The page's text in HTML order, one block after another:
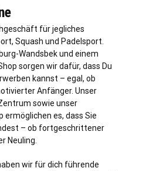
für jegliches
Squash und Padelsport.
-Wandsbek und einem
sorgen wir dafür, dass Du
kannst – egal, ob
Anfänger. Unser
sowie unser
ermöglichen es, dass Sie
– ob fortgeschrittener
Neuling.
wir für dich führende